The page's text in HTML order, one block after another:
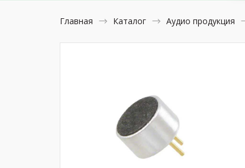
Главная Каталог Аудио продукция